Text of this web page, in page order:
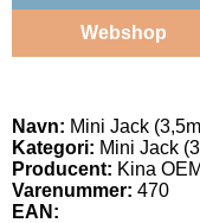
Webshop
Navn: Mini Jack
Kategori: Mini Jack
Producent: Kina OEM
Varenummer: 470
EAN: